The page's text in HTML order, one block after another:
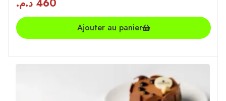
460 د.م.
Ajouter au panier